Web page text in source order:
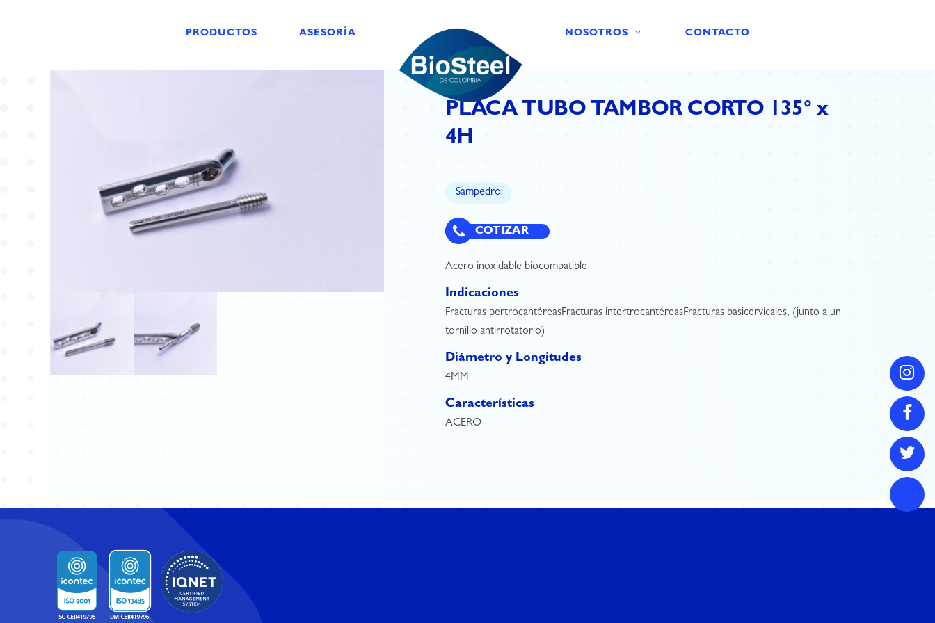
PRODUCTOS ASESORÍA NOSOTROS CONTACTO
PLACA TUBO TAMBOR CORTO 135° x
4H
Sampedro
COTIZAR
Acero inoxidable biocompatible
Indicaciones
Fracturas pertrocantéreasFracturas intertrocantéreasFracturas basicervicales, (junto a un
tornillo antirrotatorio)
Diámetro y Longitudes
4MM
Características
ACERO